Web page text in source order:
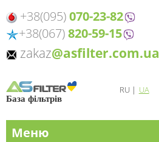
+38(095)070-23-82
+38(067)820-59-15
zakaz@asfilter.com.ua
База фільтрів
RU | UA
Меню